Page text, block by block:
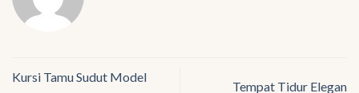
Kursi Tamu Sudut Model
Tempat Tidur Elegan